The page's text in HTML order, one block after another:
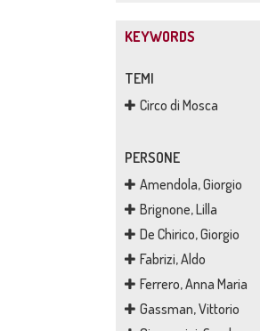
KEYWORDS
TEMI
Circo di Mosca
PERSONE
Amendola, Giorgio
Brignone, Lilla
De Chirico, Giorgio
Fabrizi, Aldo
Ferrero, Anna Maria
Gassman, Vittorio